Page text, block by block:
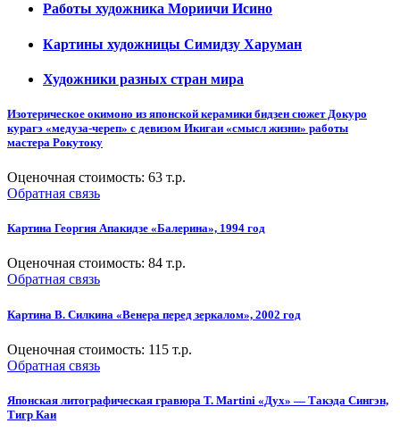
Работы художника Мориичи Исино
Картины художницы Симидзу Харуман
Художники разных стран мира
Изотерическое окимоно из японской керамики бидзен сюжет Докуро
курагэ «медуза-череп» с девизом Икигаи «смысл жизни» работы
мастера Рокутоку
Оценочная стоимость: 63 т.р.
Обратная связь
Картина Георгия Апакидзе «Балерина», 1994 год
Оценочная стоимость: 84 т.р.
Обратная связь
Картина В. Силкина «Венера перед зеркалом», 2002 год
Оценочная стоимость: 115 т.р.
Обратная связь
Японская литографическая гравюра T. Martini «Дух» — Такэда Сингэн,
Тигр Каи